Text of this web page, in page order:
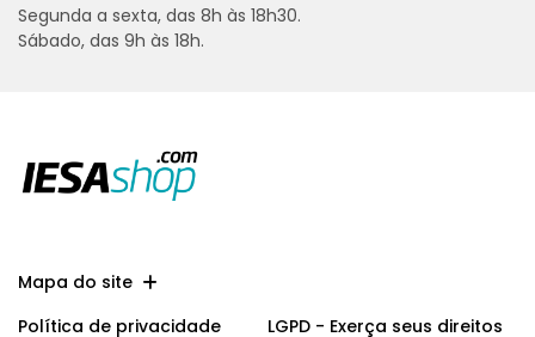
Segunda a sexta, das 8h às 18h30.
Sábado, das 9h às 18h.
Mapa do site
Política de privacidade
LGPD - Exerça seus direitos